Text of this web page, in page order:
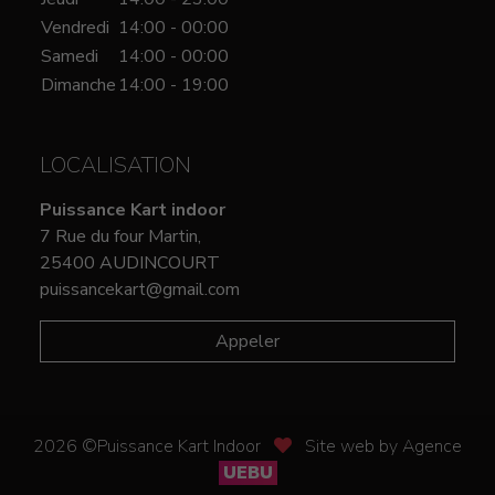
Vendredi 14:00 - 00:00
Samedi
14:00 - 00:00
Dimanche 14:00 - 19:00
LOCALISATION
Puissance Kart indoor
7 Rue du four Martin,
25400 AUDINCOURT
puissancekart@gmail.com
Appeler
2026 ©Puissance Kart Indoor
Site web by Agence
UEBU